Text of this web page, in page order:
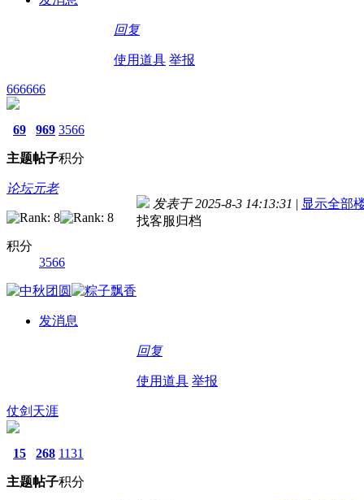
回复
使用道具 举报
666666
69
主题
969
帖子
3566
积分
论坛元老
积分
3566
发消息
发表于 2025-8-3 14:13:31 | 显示全部
找客服归档
回复
使用道具 举报
仗剑天涯
15
主题
268
帖子
1131
积分